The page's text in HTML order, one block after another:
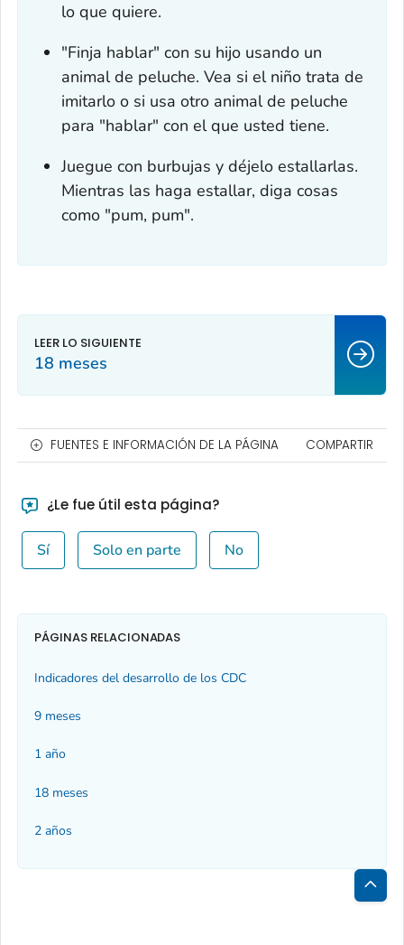
lo que quiere.
"Finja hablar" con su hijo usando un
animal de peluche. Vea si el niño trata de
imitarlo o si usa otro animal de peluche
para "hablar" con el que usted tiene.
Juegue con burbujas y déjelo estallarlas.
Mientras las haga estallar, diga cosas
como "pum, pum".
18 meses
FUENTES E INFORMACIÓN DE LA PÁGINA COMPARTIR
¿Le fue útil esta página?
Sí Solo en parte No
PÁGINAS RELACIONADAS
Indicadores del desarrollo de los CDC
9 meses
1 año
18 meses
2 años